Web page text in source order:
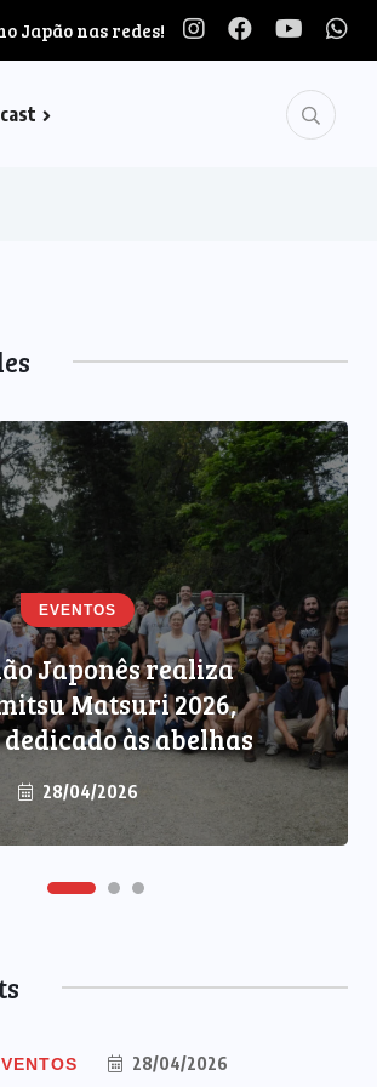
Japão nas redes!
PODCAST
Amo Japão – 04/03
04/03/2026
28/04/2026